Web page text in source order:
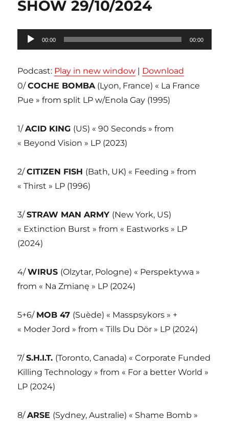
SHOW 29/10/2024
Lecteur
audio
00:00 00:00
Podcast: Play in new window | Download
0/COCHE BOMBA(Lyon, France) « La France
Pue » from split LP w/Enola Gay (1995)
1/ACID KING (US) « 90 Seconds » from
« Beyond Vision » LP (2023)
2/CITIZEN FISH (Bath, UK) « Feeding » from
« Thirst » LP (1996)
3/STRAW MAN ARMY (New York, US)
« Extinction Burst » from « Eastworks » LP
(2024)
4/WIRUS (Olzytar, Pologne) « Perspektywa »
from « Na Zmianę » LP (2024)
5+6/ MOB 47 (Suède) « Masspsykors » +
« Moder Jord » from « Tills Du Dör » LP (2024)
7/S.H.I.T. (Toronto, Canada) « Corporate Funded
Killing Technology » from « For a better World »
LP (2024)
8/ARSE (Sydney, Australie) « Shame Bomb »